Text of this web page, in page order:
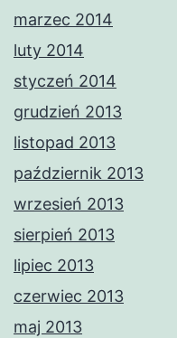
marzec 2014
luty 2014
styczeń 2014
grudzień 2013
listopad 2013
październik 2013
wrzesień 2013
sierpień 2013
lipiec 2013
czerwiec 2013
maj 2013